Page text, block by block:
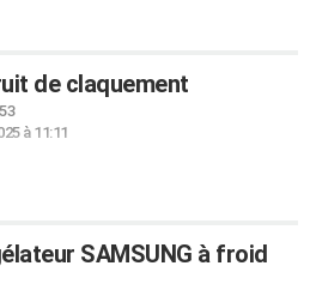
de claquement
à 11:11
SAMSUNG à froid